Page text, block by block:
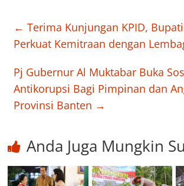
← Terima Kunjungan KPID,
Perkuat Kemitraan dengan
Pj Gubernur Al Muktabar Buka
Antikorupsi Bagi Pimpinan dan
Provinsi Banten →
Anda Juga Mungkin